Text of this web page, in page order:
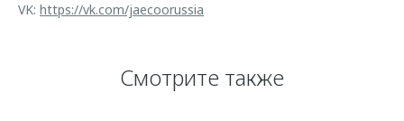
VK: https://vk.com/jaecoorussia
Смотрите также